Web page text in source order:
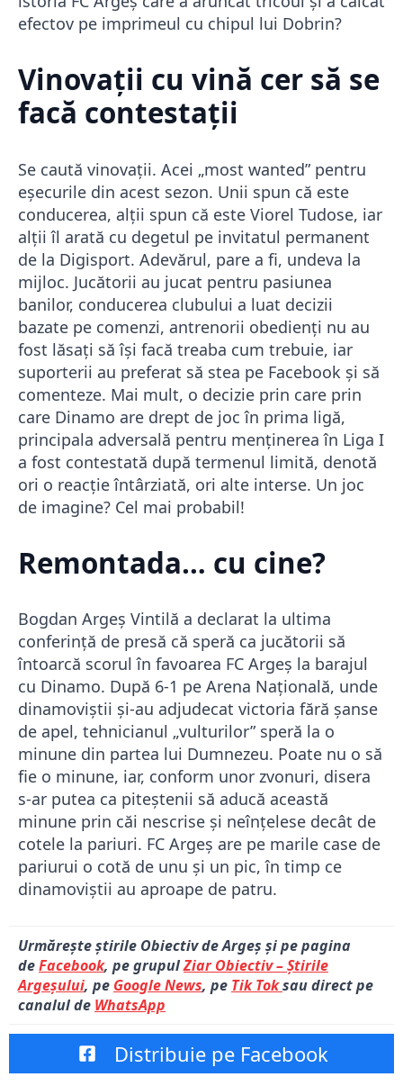
efectov pe imprimeul cu chipul lui Dobrin?
Vinovații cu vină cer să se
facă contestații
Se caută vinovații. Acei „most wanted” pentru
eșecurile din acest sezon. Unii spun că este
conducerea, alții spun că este Viorel Tudose, iar
alții îl arată cu degetul pe invitatul permanent
de la Digisport. Adevărul, pare a fi, undeva la
mijloc. Jucătorii au jucat pentru pasiunea
banilor, conducerea clubului a luat decizii
bazate pe comenzi, antrenorii obedienți nu au
fost lăsați să își facă treaba cum trebuie, iar
suporterii au preferat să stea pe Facebook și să
comenteze. Mai mult, o decizie prin care prin
care Dinamo are drept de joc în prima ligă,
principala adversală pentru menținerea în Liga I
a fost contestată după termenul limită, denotă
ori o reacție întârziată, ori alte interse. Un joc
de imagine? Cel mai probabil!
Remontada… cu cine?
Bogdan Argeș Vintilă a declarat la ultima
conferință de presă că speră ca jucătorii să
întoarcă scorul în favoarea FC Argeș la barajul
cu Dinamo. După 6-1 pe Arena Națională, unde
dinamoviștii și-au adjudecat victoria fără șanse
de apel, tehnicianul „vulturilor” speră la o
minune din partea lui Dumnezeu. Poate nu o să
fie o minune, iar, conform unor zvonuri, disera
s-ar putea ca piteștenii să aducă această
minune prin căi nescrise și neînțelese decât de
cotele la pariuri. FC Argeș are pe marile case de
pariurui o cotă de unu și un pic, în timp ce
dinamoviștii au aproape de patru.
Urmărește știrile Obiectiv de Argeș și pe pagina
deFacebook, pe grupulZiar Obiectiv – Știrile
Argeșului, pe Google News, pe Tik Toksau direct pe
canalul de WhatsApp
Distribuie pe Facebook